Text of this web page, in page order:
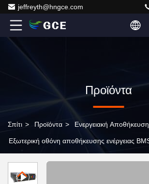
jeffreyth@hngce.com
Προϊόντα
Σπίτι > Προϊόντα > Ενεργειακή
Εξωτερική οθόνη αποθήκευσης ενέργειας